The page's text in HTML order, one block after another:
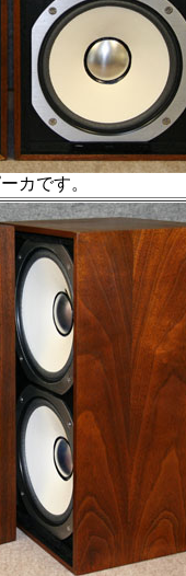
カです。